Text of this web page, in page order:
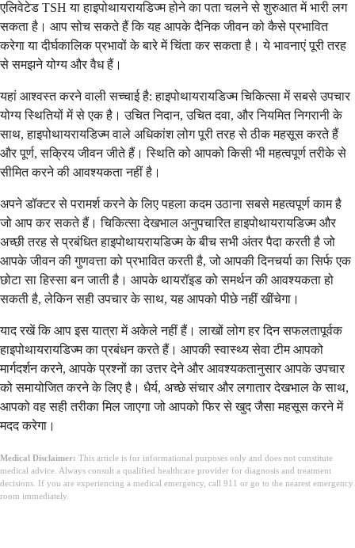
एलिवेटेड TSH या हाइपोथायरायडिज्म होने का पता चलने से शुरुआत में भारी लग
सकता है। आप सोच सकते हैं कि यह आपके दैनिक जीवन को कैसे प्रभावित
करेगा या दीर्घकालिक प्रभावों के बारे में चिंता कर सकता है। ये भावनाएं पूरी तरह
से समझने योग्य और वैध हैं।
यहां आश्वस्त करने वाली सच्चाई है: हाइपोथायरायडिज्म चिकित्सा में सबसे उपचार
योग्य स्थितियों में से एक है। उचित निदान, उचित दवा, और नियमित निगरानी के
साथ, हाइपोथायरायडिज्म वाले अधिकांश लोग पूरी तरह से ठीक महसूस करते हैं
और पूर्ण, सक्रिय जीवन जीते हैं। स्थिति को आपको किसी भी महत्वपूर्ण तरीके से
सीमित करने की आवश्यकता नहीं है।
अपने डॉक्टर से परामर्श करने के लिए पहला कदम उठाना सबसे महत्वपूर्ण काम है
जो आप कर सकते हैं। चिकित्सा देखभाल अनुपचारित हाइपोथायरायडिज्म और
अच्छी तरह से प्रबंधित हाइपोथायरायडिज्म के बीच सभी अंतर पैदा करती है जो
आपके जीवन की गुणवत्ता को प्रभावित करती है, जो आपकी दिनचर्या का सिर्फ एक
छोटा सा हिस्सा बन जाती है। आपके थायरॉइड को समर्थन की आवश्यकता हो
सकती है, लेकिन सही उपचार के साथ, यह आपको पीछे नहीं खींचेगा।
याद रखें कि आप इस यात्रा में अकेले नहीं हैं। लाखों लोग हर दिन सफलतापूर्वक
हाइपोथायरायडिज्म का प्रबंधन करते हैं। आपकी स्वास्थ्य सेवा टीम आपको
मार्गदर्शन करने, आपके प्रश्नों का उत्तर देने और आवश्यकतानुसार आपके उपचार
को समायोजित करने के लिए है। धैर्य, अच्छे संचार और लगातार देखभाल के साथ,
आपको वह सही तरीका मिल जाएगा जो आपको फिर से खुद जैसा महसूस करने में
मदद करेगा।
Medical Disclaimer: This article is for informational purposes only and does not constitute
medical advice. Always consult a qualified healthcare provider for diagnosis and treatment
decisions. If you are experiencing a medical emergency, call 911 or go to the nearest emergency
room immediately.